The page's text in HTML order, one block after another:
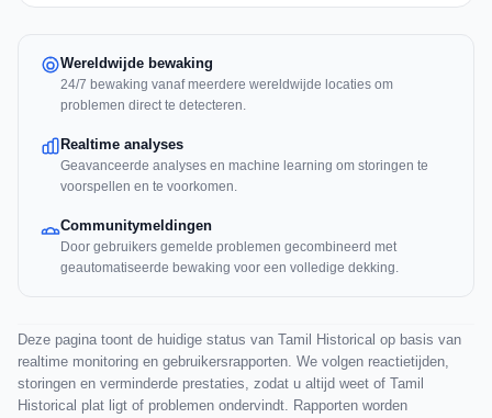
Wereldwijde bewaking
24/7 bewaking vanaf meerdere wereldwijde locaties om
problemen direct te detecteren.
Realtime analyses
Geavanceerde analyses en machine learning om storingen te
voorspellen en te voorkomen.
Communitymeldingen
Door gebruikers gemelde problemen gecombineerd met
geautomatiseerde bewaking voor een volledige dekking.
Deze pagina toont de huidige status van Tamil Historical op basis van
realtime monitoring en gebruikersrapporten. We volgen reactietijden,
storingen en verminderde prestaties, zodat u altijd weet of Tamil
Historical plat ligt of problemen ondervindt. Rapporten worden